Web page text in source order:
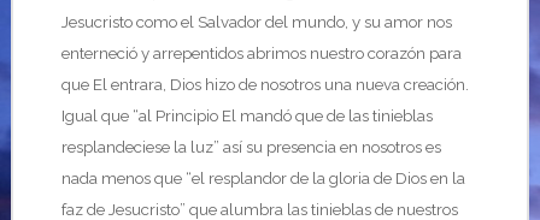
Jesucristo como el Salvador del mundo, y su amor nos
enterneció y arrepentidos abrimos nuestro corazón para
que El entrara, Dios hizo de nosotros una nueva creación.
Igual que “al Principio El mandó que de las tinieblas
resplandeciese la luz” así su presencia en nosotros es
nada menos que “el resplandor de la gloria de Dios en la
faz de Jesucristo” que alumbra las tinieblas de nuestros